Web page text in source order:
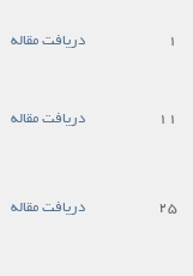
1
دریافت مقاله
11
دریافت مقاله
25
دریافت مقاله